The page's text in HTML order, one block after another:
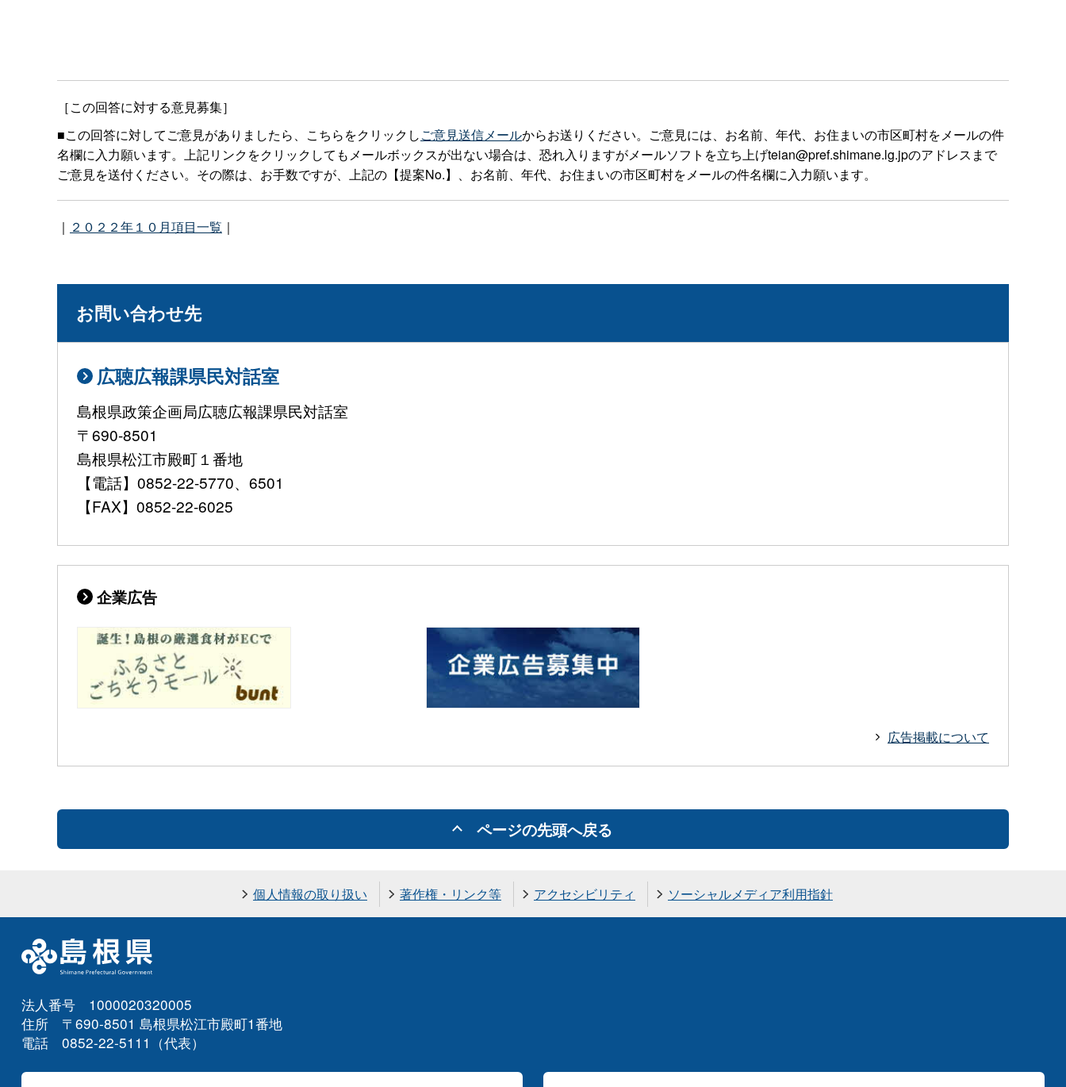
［この回答に対する意見募集］
■この回答に対してご意見がありましたら、こちらをクリックしご意見送信メールからお送りください。ご意見には、お名前、年代、お住まいの市区町村をメールの件
名欄に入力願います。上記リンクをクリックしてもメールボックスが出ない場合は、恐れ入りますがメールソフトを立ち上げteian@pref.shimane.lg.jpのアドレスまで
ご意見を送付ください。その際は、お手数ですが、上記の【提案No.】、お名前、年代、お住まいの市区町村をメールの件名欄に入力願います。
｜ ２０２２年１０月項目一覧 ｜
お問い合わせ先
広聴広報課県民対話室
島根県政策企画局広聴広報課県民対話室
〒690-8501
島根県松江市殿町１番地
【電話】0852-22-5770、6501
【FAX】0852-22-6025
企業広告
広告掲載について
ページの先頭へ戻る
個人情報の取り扱い 著作権・リンク等 アクセシビリティ ソーシャルメディア利用指針
法人番号 1000020320005
住所 〒690-8501 島根県松江市殿町1番地
電話 0852-22-5111（代表）